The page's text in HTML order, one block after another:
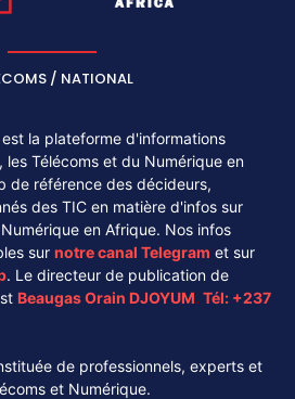
/ NATIONAL
est la plateforme d'informations
les Télécoms et du Numérique en
de référence des décideurs,
des TIC en matière d'infos sur
en Afrique. Nos infos
sur notre canal Telegram et sur
. Le directeur de publication de
Beaugas Orain DJOYUM. Tél: +237
de professionnels, experts et
et Numérique.